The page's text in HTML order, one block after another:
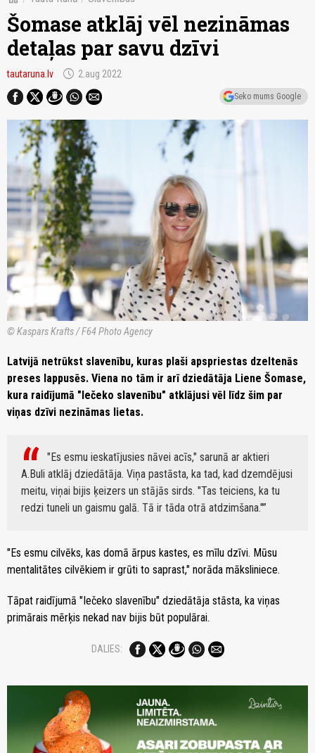
Šomase atklāj vēl nezināmas
detaļas par savu dzīvi
tautaruna.lv schedule 2.aug 2022
Seko mums Google
© Kaspars Krafts / F64 Photo Agency
Latvijā netrūkst slavenību, kuras plaši apspriestas dzeltenās
preses lappusēs. Viena no tām ir arī dziedātāja Liene Šomase,
kura raidījumā "Iečeko slavenību" atklājusi vēl līdz šim par
viņas dzīvi nezināmas lietas.
"Es esmu ieskatījusies nāvei acīs," sarunā ar aktieri
A.Buli atklāj dziedātāja. Viņa pastāsta, ka tad, kad dzemdējusi
meitu, viņai bijis ķeizers un stājās sirds. "Tas teiciens, ka tu
redzi tuneli un gaismu galā. Tā ir tāda otrā atdzimšana."
"Es esmu cilvēks, kas domā ārpus kastes, es mīlu dzīvi. Mūsu
mentalitātes cilvēkiem ir grūti to saprast," norāda māksliniece.
Tāpat raidījumā "Iečeko slavenību" dziedātāja stāsta, ka viņas
primārais mērķis nekad nav bijis būt populārai.
DALIES: